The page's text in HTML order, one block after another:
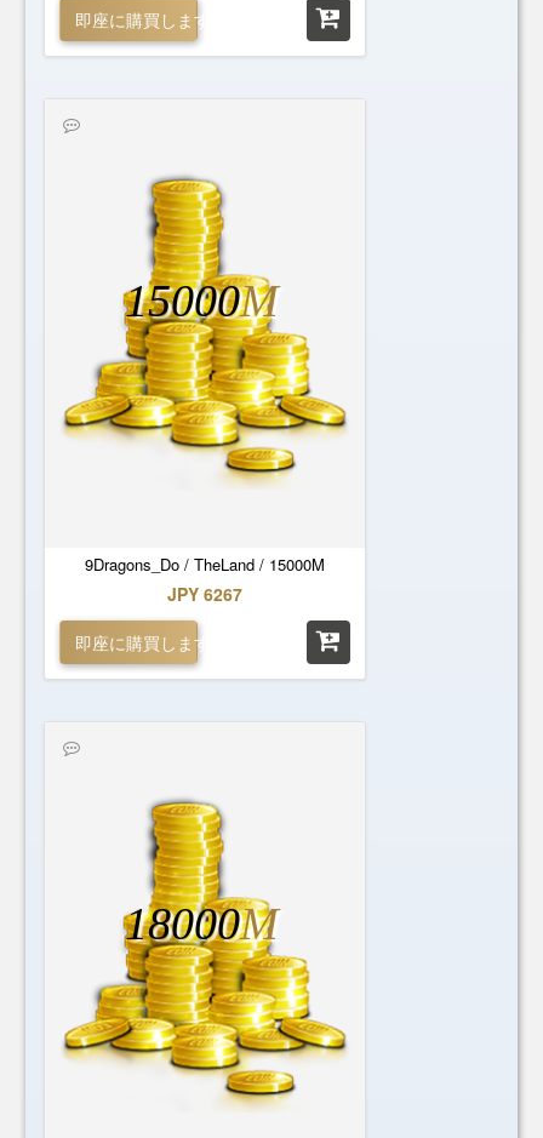
即座に購買します
9Dragons_Do / TheLand / 15000M
15000M
JPY 6267
即座に購買します
18000M